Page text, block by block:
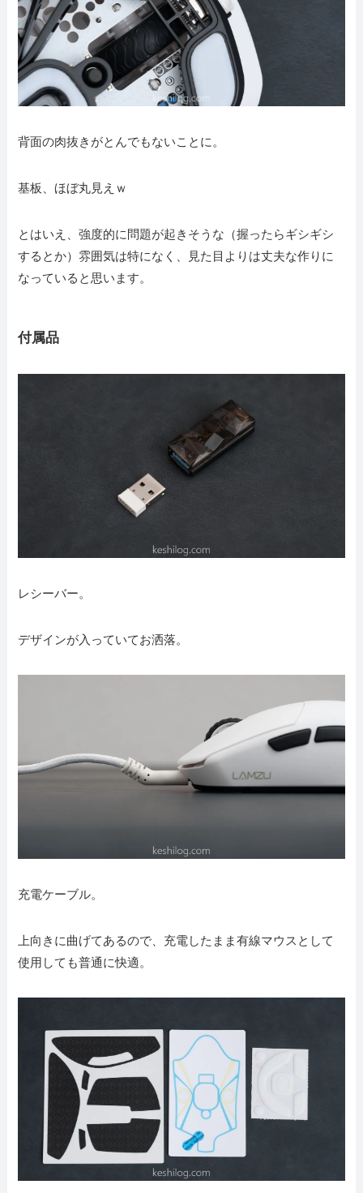
背面の肉抜きがとんでもないことに。
基板、ほぼ丸見えｗ
とはいえ、強度的に問題が起きそうな（握ったらギシギシ
するとか）雰囲気は特になく、見た目よりは丈夫な作りに
なっていると思います。
付属品
レシーバー。
デザインが入っていてお洒落。
充電ケーブル。
上向きに曲げてあるので、充電したまま有線マウスとして
使用しても普通に快適。